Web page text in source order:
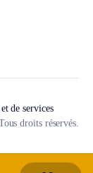
de services
droits réservés.